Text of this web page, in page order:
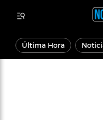
Última Hora